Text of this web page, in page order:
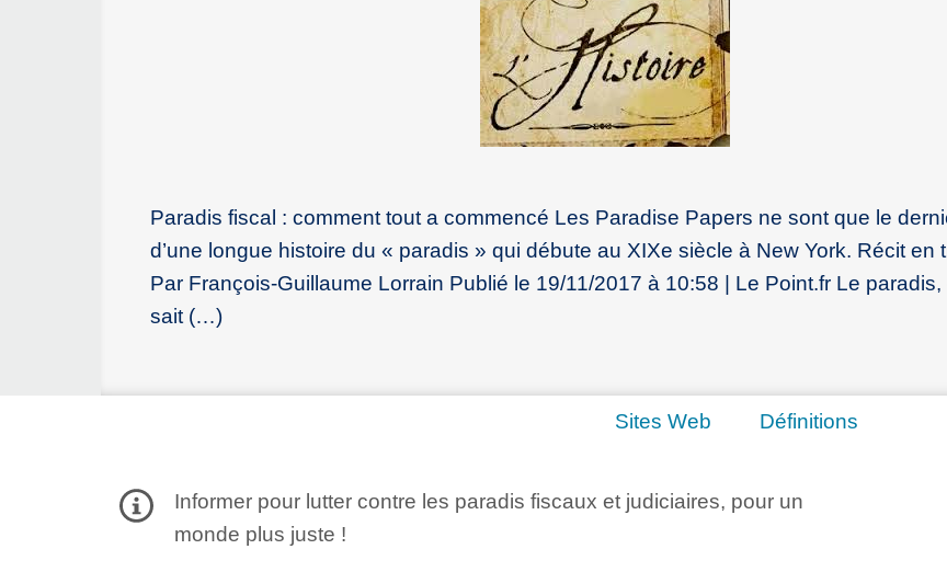
Paradis fiscal : comment tout a commencé Les Paradise Papers ne sont que le
d’une longue histoire du « paradis » qui débute au XIXe siècle à New York. Récit en
Par François-Guillaume Lorrain Publié le 19/11/2017 à 10:58 | Le Point.fr Le paradis,
sait (…)
Sites Web Définitions
Informer pour lutter contre les paradis fiscaux et judiciaires, pour un
monde plus juste !